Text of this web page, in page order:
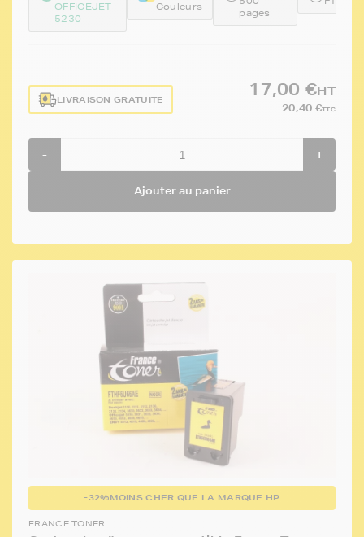
OFFICEJET
5230
Couleurs
pages
LIVRAISON GRATUITE
17,00 €HT
20,40 €TTC
- +
Ajouter au panier
-32%MOINS CHER QUE LA MARQUE HP
FRANCE TONER